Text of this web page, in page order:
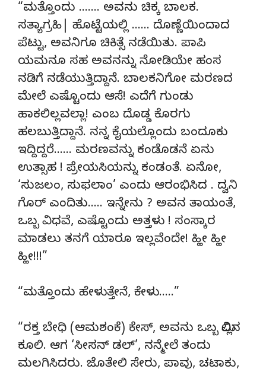
“ಮತ್ತೊಂದು ……. ಅವನು ಚಿಕ್ಕ ಬಾಲಕ.
ಸತ್ಯಾಗ್ರಹಿ| ಹೊಟ್ಟೆಯಲ್ಲಿ …… ದೊಣ್ಣೆಯಿಂದಾದ
ಪೆಟ್ಟು, ಅವನಿಗೂ ಚಿಕಿತ್ಸೆ ನಡೆಯಿತು. ಪಾಪಿ
ಯಮನೂ ಸಹ ಅವನನ್ನು ನೋಡಿಯೇ ಹಂಸ
ನಡಿಗೆ ನಡೆಯುತ್ತಿದ್ದಾನೆ. ಬಾಲಕನಿಗೋ ಮರಣದ
ಮೇಲೆ ಎಷ್ಟೊಂದು ಆಸೆ! ಎದೆಗೆ ಗುಂಡು
ಹಾಕಲಿಲ್ಲವಲ್ಲಾ! ಎಂಬ ದೊಡ್ಡ ಕೊರಗು
ಹಲಬುತ್ತಿದ್ದಾನೆ. ನನ್ನ ಕೈಯಲ್ಲೊಂದು ಬಂದೂಕು
ಇದ್ದಿದ್ದರೆ…… ಮರಣವನ್ನು ಕಂಡೊಡನೆ ಏನು
ಉತ್ಸಾಹ ! ಪ್ರೇಯಸಿಯನ್ನು ಕಂಡಂತೆ. ಏನೋ,
‘ಸುಜಲಂ, ಸುಫಲಾಂ’ ಎಂದು ಆರಂಭಿಸಿದ . ದ್ವನಿ
ಗೊರ್ ಎಂದಿತು….. ಇನ್ನೇನು ? ಅವನ ತಾಯಂತೆ,
ಒಬ್ಬ ವಿಧವೆ, ಎಷ್ಟೊಂದು ಅತ್ತಳು ! ಸಂಸ್ಕಾರ
ಮಾಡಲು ತನಗೆ ಯಾರೂ ಇಲ್ಲವೆಂದೇ! ಹ್ಹೀ ಹ್ಹೀ
ಹ್ಹೀ!!!”
“ಮತ್ತೊಂದು ಹೇಳುತ್ತೇನೆ, ಕೇಳು…..”
“ರಕ್ತ ಬೇಧಿ (ಆಮಶಂಕೆ) ಕೇಸ್, ಅವನು ಒಬ್ಬ ಮಿಲ್ಲಿನ
ಕೂಲಿ. ಆಗ ‘ಸೀಸನ್ ಡಲ್’, ನನ್ಮೇಲೆ ತಂದು
ಮಲಗಿಸಿದರು. ಜೊತೇಲಿ ಸೇರು, ಪಾವು, ಚಟಾಕು,